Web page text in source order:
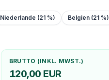
Niederlande (21 %)
Belgien (21 %)
BRUTTO (INKL. MWST.)
120,00 EUR